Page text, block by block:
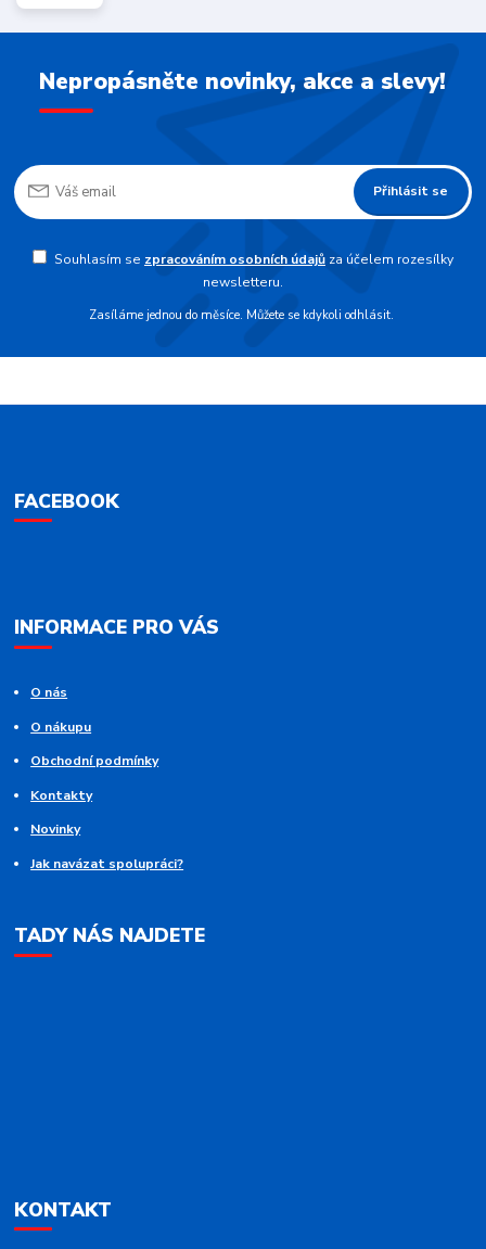
Nepropásněte novinky, akce a slevy!
Přihlásit se
Souhlasím se zpracováním osobních údajůza účelem rozesílky
newsletteru.
Zasíláme jednou do měsíce. Můžete se kdykoli odhlásit.
FACEBOOK
INFORMACE PRO VÁS
O nás
O nákupu
Obchodní podmínky
Kontakty
Novinky
Jak navázat spolupráci?
TADY NÁS NAJDETE
KONTAKT